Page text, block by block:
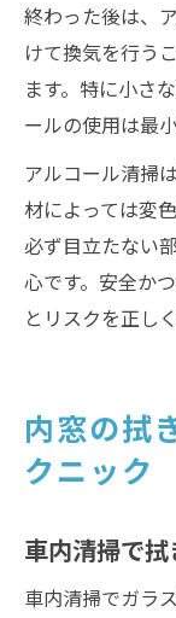
終わった後は、
けて換気を行う
ます。特に小さ
ールの使用は最
アルコール清掃
材によっては変
必ず目立たない
心です。安全か
とリスクを正し
内窓の拭
クニック
車内清掃で
車内清掃でガラ